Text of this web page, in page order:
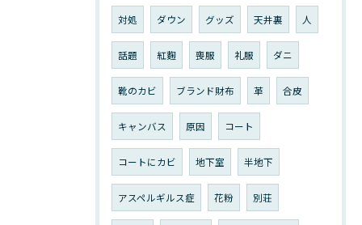
対処 ダウン グッズ 天井裏 人
話題 紅麴 喪服 礼服 ダニ
靴のカビ ブランド財布 革 合皮
キャンバス 原因 コート
コートにカビ 地下室 半地下
アスペルギルス症 花粉 別荘